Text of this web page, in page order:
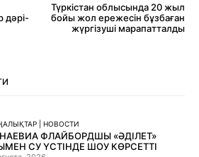
дәрі-
Түркістан облысында 20 жыл
бойы жол ережесін бұзбаған
жүргізуші марапатталды
| НОВОСТИ
ФЛАЙБОРДШЫ «ӘДІЛЕТ»
СУ ҮСТІНДЕ ШОУ КӨРСЕТТІ